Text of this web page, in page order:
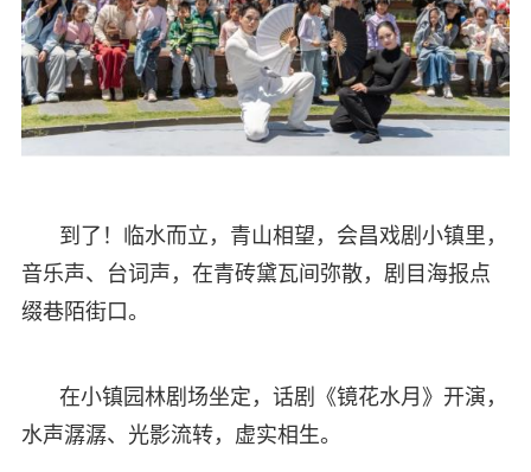
到了！临水而立，青山相望，会昌戏剧小镇里，
音乐声、台词声，在青砖黛瓦间弥散，剧目海报点
缀巷陌街口。
在小镇园林剧场坐定，话剧《镜花水月》开演，
水声潺潺、光影流转，虚实相生。